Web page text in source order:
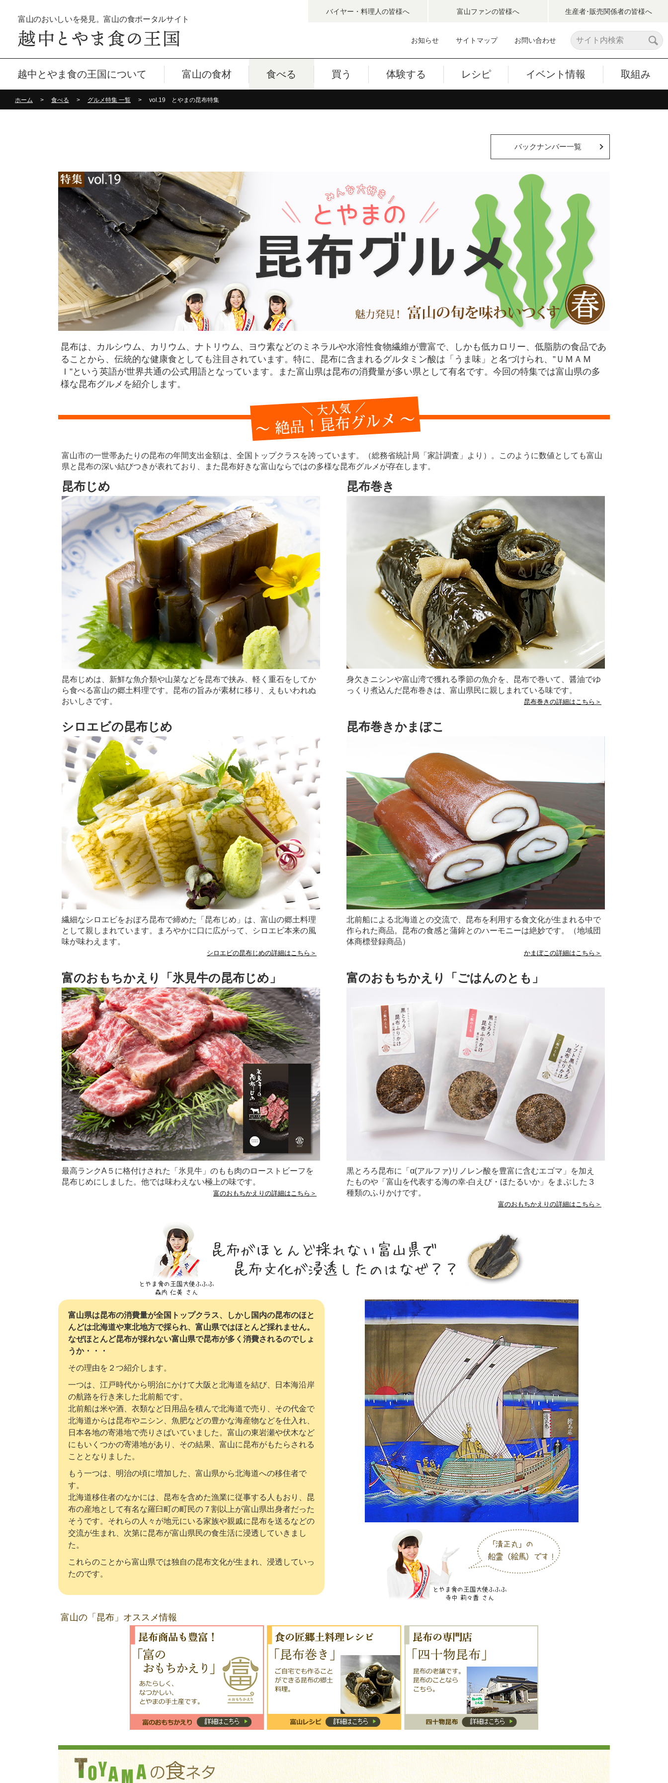
富山のおいしいを発見。富山の食ポータルサイト
バイヤー・料理人の皆様へ 富山ファンの皆様へ 生産者･販売関係者の皆様へ
お知らせ サイトマップ お問い合わせ
越中とやま食の王国について 富山の食材 食べる 買う 体験する レシピ イベント情報 取組み
ホーム 食べる グルメ特集 一覧 vol.19 とやまの昆布特集
バックナンバー一覧
昆布は、カルシウム、カリウム、ナトリウム、ヨウ素などのミネラルや水溶性食物繊維が豊富で、しかも低カロリー、低脂肪の食品であ
ることから、伝統的な健康食としても注目されています。特に、昆布に含まれるグルタミン酸は「うま味」と名づけられ、”ＵＭＡＭ
Ｉ”という英語が世界共通の公式用語となっています。また富山県は昆布の消費量が多い県として有名です。今回の特集では富山県の多
様な昆布グルメを紹介します。
富山市の一世帯あたりの昆布の年間支出金額は、全国トップクラスを誇っています。（総務省統計局「家計調査」より）。このように数値としても富山
県と昆布の深い結びつきが表れており、また昆布好きな富山ならではの多様な昆布グルメが存在します。
昆布じめ
昆布じめは、新鮮な魚介類や山菜などを昆布で挟み、軽く重石をしてか
ら食べる富山の郷土料理です。昆布の旨みが素材に移り、えもいわれぬ
おいしさです。
昆布巻き
身欠きニシンや富山湾で獲れる季節の魚介を、昆布で巻いて、醤油でゆ
っくり煮込んだ昆布巻きは、富山県民に親しまれている味です。
昆布巻きの詳細はこちら＞
シロエビの昆布じめ
繊細なシロエビをおぼろ昆布で締めた「昆布じめ」は、富山の郷土料理
として親しまれています。まろやかに口に広がって、シロエビ本来の風
味が味わえます。
シロエビの昆布じめの詳細はこちら＞
昆布巻きかまぼこ
北前船による北海道との交流で、昆布を利用する食文化が生まれる中で
作られた商品。昆布の食感と蒲鉾とのハーモニーは絶妙です。（地域団
体商標登録商品）
かまぼこの詳細はこちら＞
富のおもちかえり「氷見牛の昆布じめ」
最高ランクA５に格付けされた「氷見牛」のもも肉のローストビーフを
昆布じめにしました。他では味わえない極上の味です。
富のおもちかえりの詳細はこちら＞
富のおもちかえり「ごはんのとも」
黒とろろ昆布に「α(アルファ)リノレン酸を豊富に含むエゴマ」を加え
たものや「富山を代表する海の幸-白えび・ほたるいか」をまぶした３
種類のふりかけです。
富のおもちかえりの詳細はこちら＞
富山県は昆布の消費量が全国トップクラス、しかし国内の昆布のほと
んどは北海道や東北地方で採られ、富山県ではほとんど採れません。
なぜほとんど昆布が採れない富山県で昆布が多く消費されるのでしょ
うか・・・
その理由を２つ紹介します。
一つは、江戸時代から明治にかけて大阪と北海道を結び、日本海沿岸
の航路を行き来した北前船です。
北前船は米や酒、衣類など日用品を積んで北海道で売り、その代金で
北海道からは昆布やニシン、魚肥などの豊かな海産物などを仕入れ、
日本各地の寄港地で売りさばいていました。富山の東岩瀬や伏木など
にもいくつかの寄港地があり、その結果、富山に昆布がもたらされる
こととなりました。
もう一つは、明治の頃に増加した、富山県から北海道への移住者で
す。
北海道移住者のなかには、昆布を含めた漁業に従事する人もおり、昆
布の産地として有名な羅臼町の町民の７割以上が富山県出身者だった
そうです。それらの人々が地元にいる家族や親戚に昆布を送るなどの
交流が生まれ、次第に昆布が富山県民の食生活に浸透していきまし
た。
これらのことから富山県では独自の昆布文化が生まれ、浸透していっ
たのです。
富山の「昆布」オススメ情報